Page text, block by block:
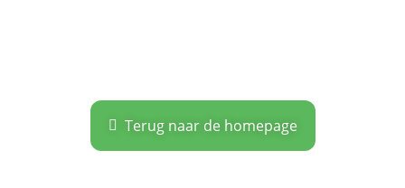
Terug naar de homepage